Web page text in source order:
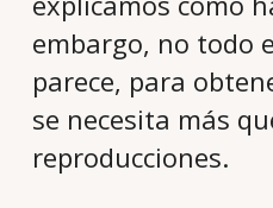
embargo, no todo
parece, para
se necesita más
reproducciones.